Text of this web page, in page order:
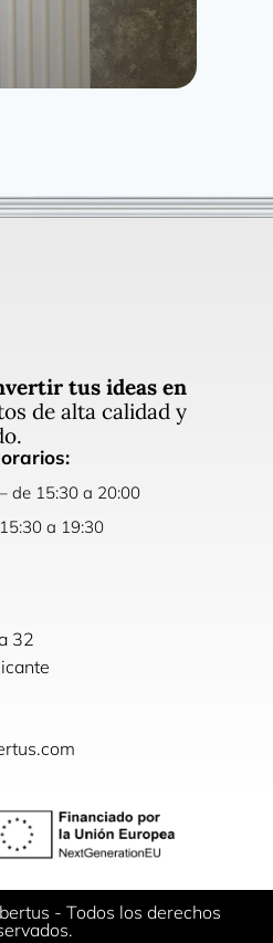
tus ideas en
de alta calidad y
de 15:30 a 20:00
a 19:30
32
- Todos los derechos